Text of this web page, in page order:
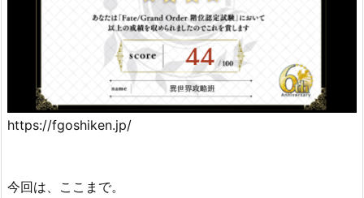
https://fgoshiken.jp/
今回は、ここまで。